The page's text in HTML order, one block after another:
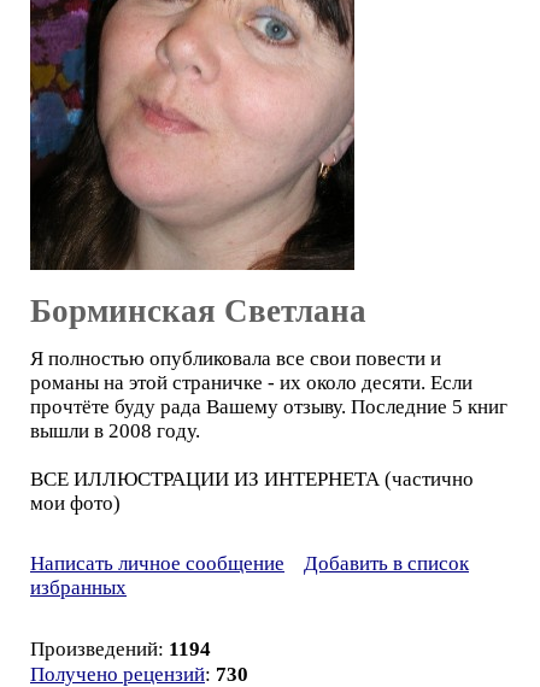
Борминская Светлана
Я полностью опубликовала все свои повести и
романы на этой страничке - их около десяти. Если
прочтёте буду рада Вашему отзыву. Последние 5 книг
вышли в 2008 году.
ВСЕ ИЛЛЮСТРАЦИИ ИЗ ИНТЕРНЕТА (частично
мои фото)
Написать личное сообщение
Добавить в список
избранных
Произведений: 1194
Получено рецензий: 730